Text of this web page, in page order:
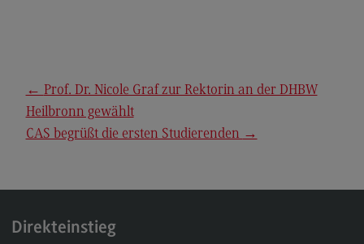
Profil-O-Mat Informatik
(External link)
Rahmenbedingungen
Berufsperspektiven
Kontakt
← Prof. Dr. Nicole Graf zur Rektorin an der DHBW
Heilbronn gewählt
CAS begrüßt die ersten Studierenden →
Direkteinstieg